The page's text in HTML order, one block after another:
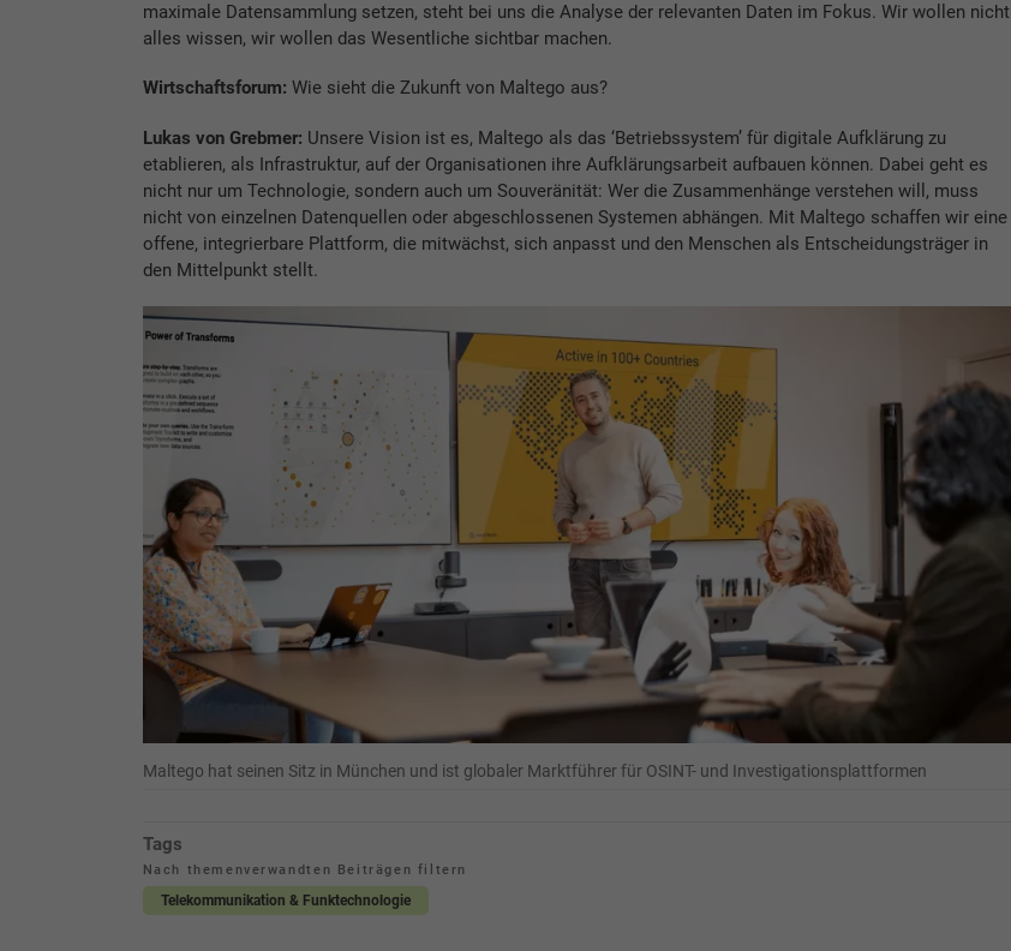
maximale Datensammlung setzen, steht bei uns die Analyse der relevanten Daten im Fokus. Wir wollen nicht
alles wissen, wir wollen das Wesentliche sichtbar machen.
Wirtschaftsforum: Wie sieht die Zukunft von Maltego aus?
Lukas von Grebmer: Unsere Vision ist es, Maltego als das ­‘Betriebssystem’ für digitale Aufklärung zu
etablieren, als Infrastruktur, auf der Organisationen ihre Aufklärungsarbeit aufbauen können. Dabei geht es
nicht nur um Technologie, sondern auch um Souveränität: Wer die Zusammenhänge verstehen will, muss
nicht von einzelnen Datenquellen oder abgeschlossenen Systemen abhängen. Mit Maltego schaffen wir eine
offene, integrierbare Plattform, die mitwächst, sich anpasst und den Menschen als Entscheidungsträger in
den Mittelpunkt stellt.
Maltego hat seinen Sitz in München und ist globaler Marktführer für OSINT- und Investigationsplattformen
Tags
Nach themenverwandten Beiträgen filtern
Telekommunikation & Funktechnologie